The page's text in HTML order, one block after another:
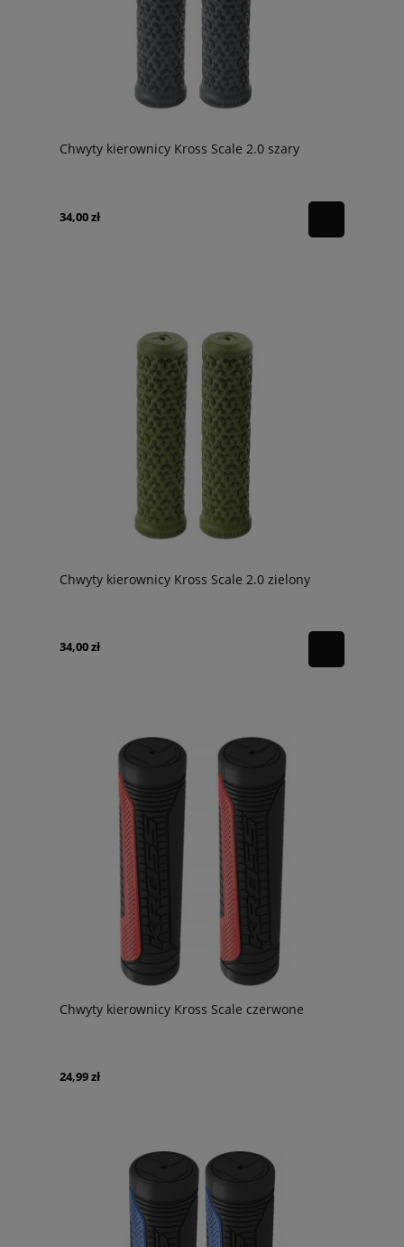
Chwyty kierownicy Kross Scale 2.0 szary
34,00 zł
Chwyty kierownicy Kross Scale 2.0 zielony
34,00 zł
Chwyty kierownicy Kross Scale czerwone
24,99 zł